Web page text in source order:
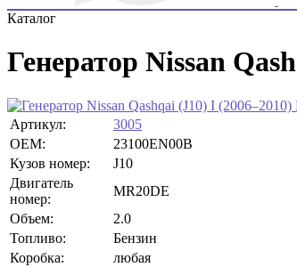
Каталог
Генератор Nissan
Артикул:
3005
OEM:
23100EN00B
Кузов номер:
J10
Двигатель
номер:
MR20DE
Объем:
2.0
Топливо:
Бензин
Коробка:
любая